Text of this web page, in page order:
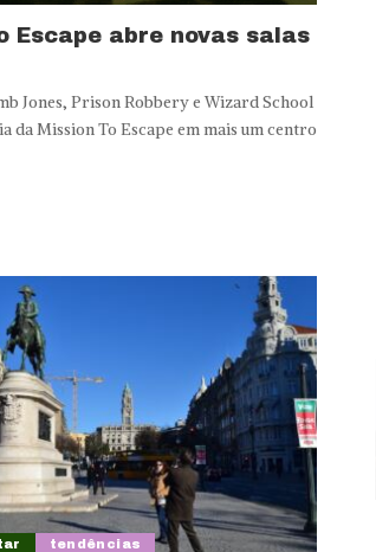
Escape abre novas salas
Jones, Prison Robbery e Wizard School
da Mission To Escape em mais um centro
tendências